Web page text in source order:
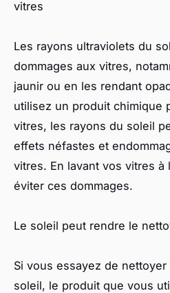
vitres
Les rayons ultraviolets du
dommages aux vitres,
jaunir ou en les rendant
utilisez un produit chimique
vitres, les rayons du soleil
effets néfastes et
vitres. En lavant vos vitres
éviter ces dommages.
Le soleil peut rendre le
Si vous essayez de
soleil, le produit que vous